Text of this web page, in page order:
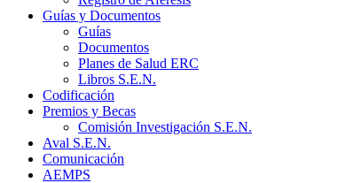
Guías y Documentos
Guías
Documentos
Planes de Salud ERC
Libros S.E.N.
Codificación
Premios y Becas
Comisión Investigación S.E.N.
Aval S.E.N.
Comunicación
AEMPS